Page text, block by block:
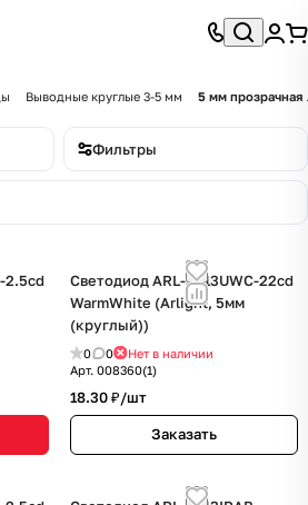
Выводные круглые 3-5 мм 5 мм прозрачная
Фильтры
2.5cd
Светодиод ARL-5313UWC-22cd
WarmWhite (Arlight, 5мм
(круглый))
0 0
Нет в наличии
Арт. 008360(1)
18.30 ₽/шт
Заказать